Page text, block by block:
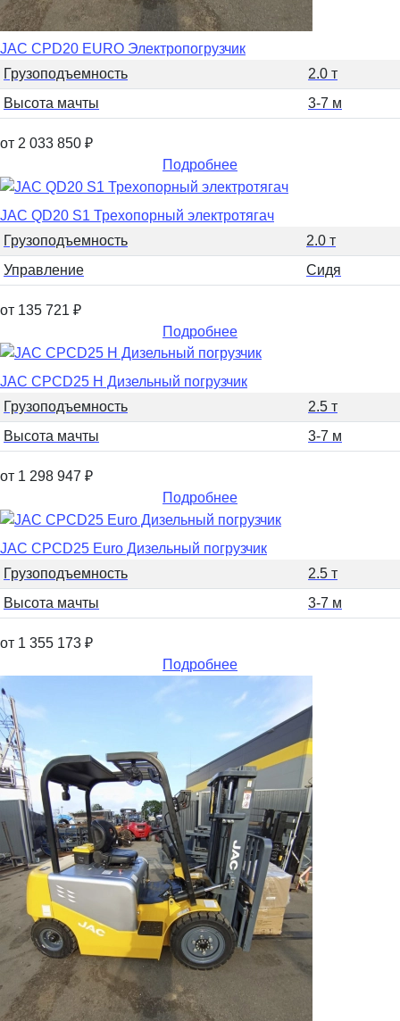
JAC CPD20 EURO Электропогрузчик
Грузоподъемность
2.0 т
Высота мачты
3-7 м
от 2 033 850 ₽
Подробнее
JAC QD20 S1 Трехопорный электротягач
Грузоподъемность
2.0 т
Управление
Сидя
от 135 721 ₽
Подробнее
JAC CPCD25 H Дизельный погрузчик
Грузоподъемность
2.5 т
Высота мачты
3-7 м
от 1 298 947 ₽
Подробнее
JAC CPCD25 Euro Дизельный погрузчик
Грузоподъемность
2.5 т
Высота мачты
3-7 м
от 1 355 173 ₽
Подробнее